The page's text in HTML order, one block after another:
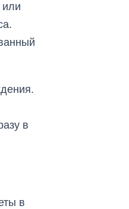
или
в
в